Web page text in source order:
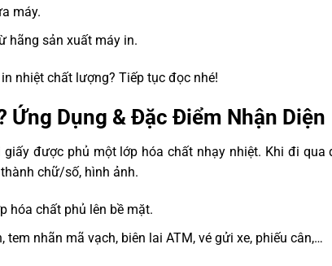
máy.
hãng sản xuất máy in.
nhiệt chất lượng? Tiếp tục đọc nhé!
Ứng Dụng & Đặc Điểm Nhận Diện
được phủ một lớp hóa chất nhạy nhiệt. Khi đi qua
chữ/số, hình ảnh.
hóa chất phủ lên bề mặt.
tem nhãn mã vạch, biên lai ATM, vé gửi xe, phiếu cân,…